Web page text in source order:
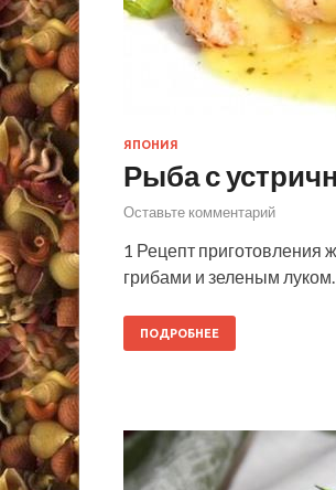
ЯПОНИЯ
Рыба с
Оставьте комментарий
1 Рецепт приготовления
грибами и зеленым луком.
ПОДРОБНЕЕ